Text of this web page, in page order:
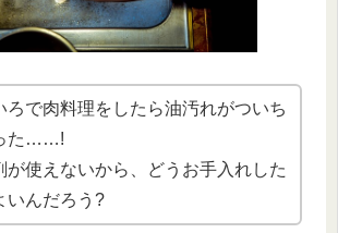
ろで肉料理をしたら油汚れがついち
た……!
が使えないから、どうお手入れした
いんだろう?